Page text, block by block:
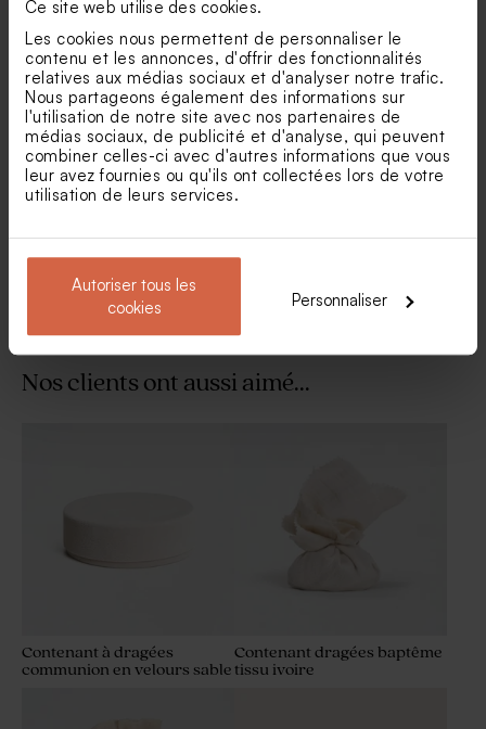
Ce site web utilise des cookies.
Les cookies nous permettent de personnaliser le
contenu et les annonces, d'offrir des fonctionnalités
relatives aux médias sociaux et d'analyser notre trafic.
Nous partageons également des informations sur
l'utilisation de notre site avec nos partenaires de
médias sociaux, de publicité et d'analyse, qui peuvent
combiner celles-ci avec d'autres informations que vous
leur avez fournies ou qu'ils ont collectées lors de votre
utilisation de leurs services.
Autoriser tous les
cookies
Personnaliser
Sels de bain communion
jaune
Bombe de bain communion
jaune pâle (± 30 ex)
Voir +
Nos clients ont aussi aimé...
Contenant à dragées
communion en velours sable
Contenant dragées baptême
tissu ivoire